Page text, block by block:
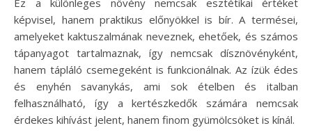
képvisel, hanem praktikus előnyökkel is bír. A termései,
amelyeket kaktuszalmának neveznek, ehetőek, és számos
tápanyagot tartalmaznak, így nemcsak dísznövényként,
hanem tápláló csemegeként is funkcionálnak. Az ízük édes
és enyhén savanykás, ami sok ételben és italban
felhasználható, így a kertészkedők számára nemcsak
érdekes kihívást jelent, hanem finom gyümölcsöket is kínál.